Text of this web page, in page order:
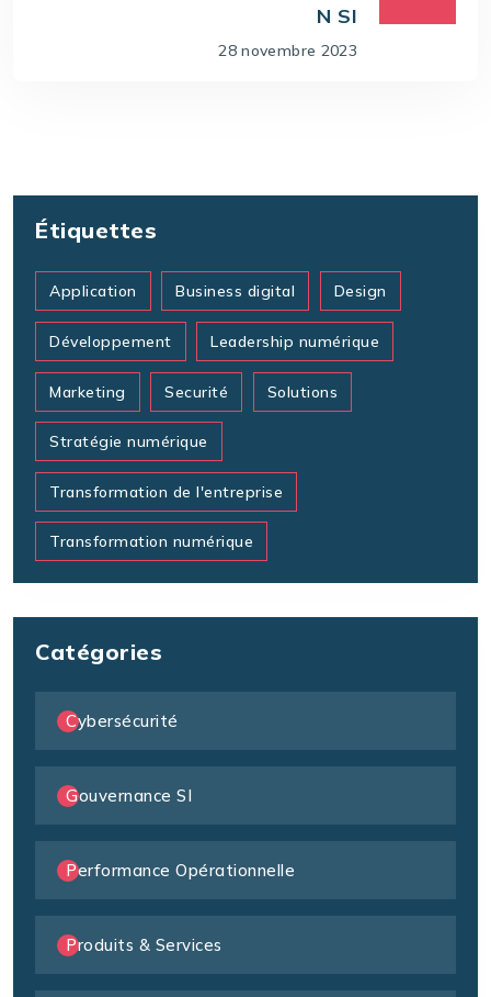
N SI
28 novembre 2023
Étiquettes
Application Business digital Design
Développement Leadership numérique
Marketing Securité Solutions
Stratégie numérique
Transformation de l'entreprise
Transformation numérique
Catégories
Cybersécurité
Gouvernance SI
Performance Opérationnelle
Produits & Services